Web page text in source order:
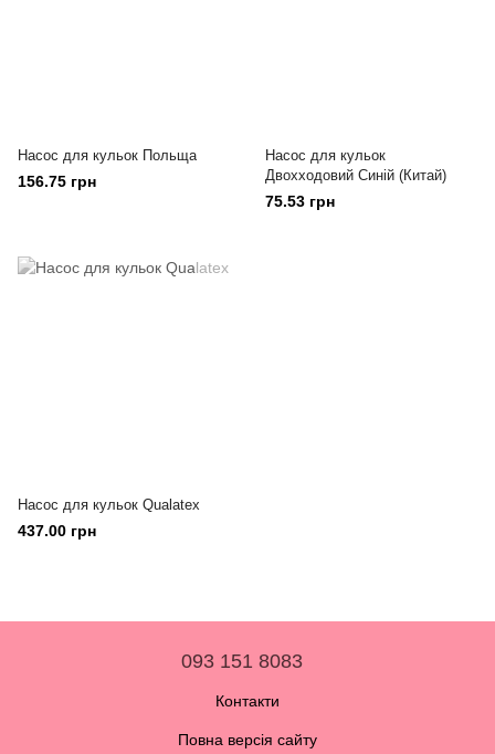
Насос для кульок Польща
156.75 грн
Насос для кульок
Двохходовий Синій (Китай)
75.53 грн
Насос для кульок Qualatex
437.00 грн
093 151 8083
Контакти
Повна версія сайту